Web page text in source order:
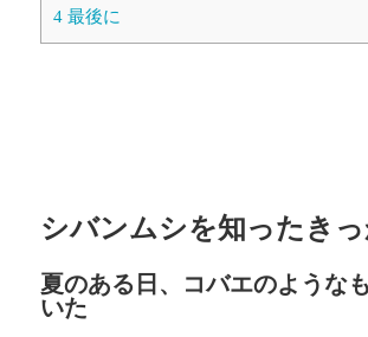
4最後に
シバンムシを知ったき
夏のある日、コバエのような
いた